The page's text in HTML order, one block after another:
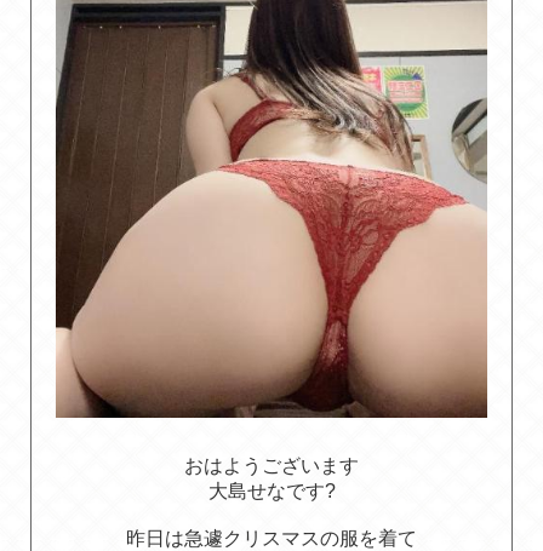
おはようございます
大島せなです?
昨日は急遽クリスマスの服を着て